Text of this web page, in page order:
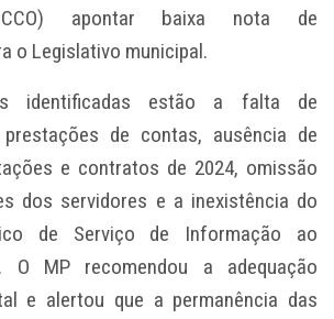
apontar baixa nota de
o Legislativo municipal.
identificadas estão a falta de
de contas, ausência de
e contratos de 2024, omissão
dos servidores e a inexistência do
de Serviço de Informação ao
O MP recomendou a adequação
e alertou que a permanência das